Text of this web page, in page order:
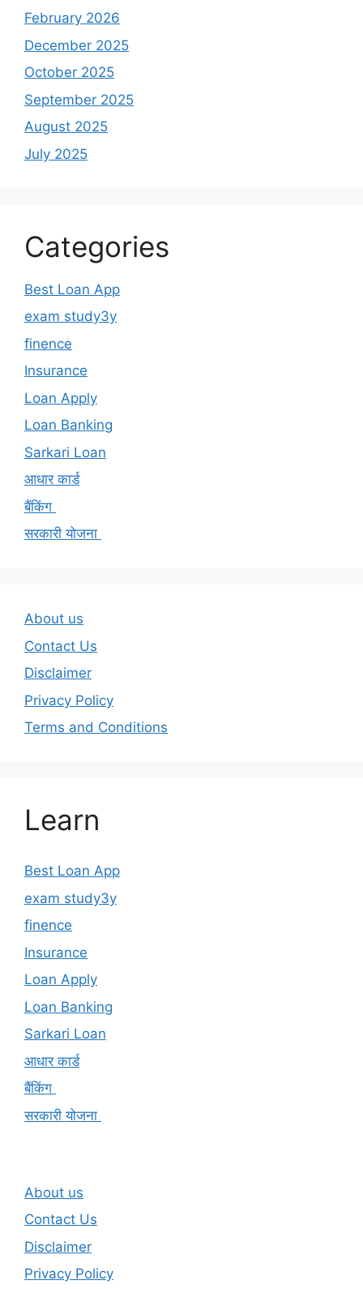
February 2026
December 2025
October 2025
September 2025
August 2025
July 2025
Categories
Best Loan App
exam study3y
finence
Insurance
Loan Apply
Loan Banking
Sarkari Loan
आधार कार्ड
बैंकिंग
सरकारी योजना
About us
Contact Us
Disclaimer
Privacy Policy
Terms and Conditions
Learn
Best Loan App
exam study3y
finence
Insurance
Loan Apply
Loan Banking
Sarkari Loan
आधार कार्ड
बैंकिंग
सरकारी योजना
About us
Contact Us
Disclaimer
Privacy Policy